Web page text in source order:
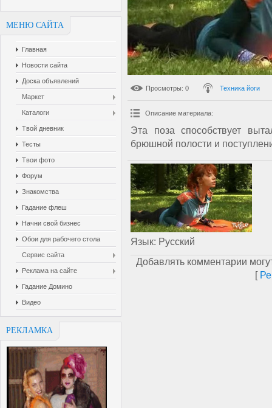
МЕНЮ САЙТА
Главная
Новости сайта
Доска объявлений
Маркет
Каталоги
Твой дневник
Тесты
Твои фото
Форум
Знакомства
Гадание флеш
Начни свой бизнес
Обои для рабочего стола
Сервис сайта
Реклама на сайте
Гадание Домино
Видео
РЕКЛАМКА
Просмотры: 0 Техника йоги
Описание материала:
Эта поза способствует
брюшной полости и
Язык: Русский
Добавлять комментарии
[